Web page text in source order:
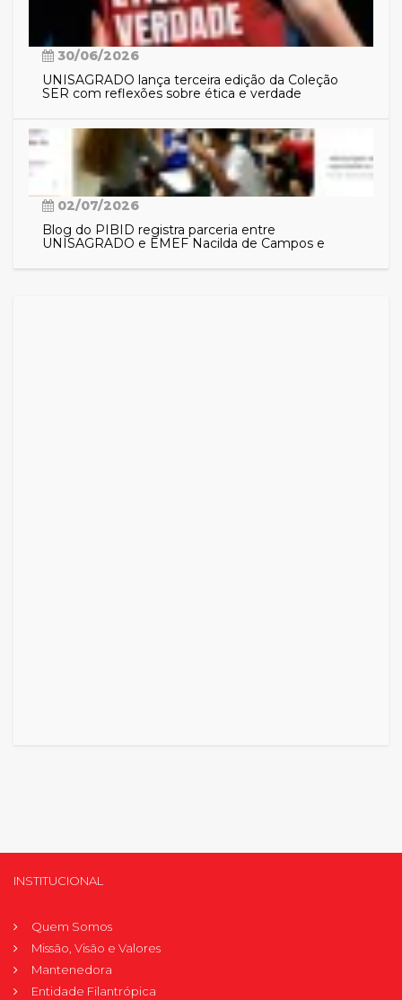
30/06/2026
UNISAGRADO lança terceira edição da Coleção
SER com reflexões sobre ética e verdade
02/07/2026
Blog do PIBID registra parceria entre
UNISAGRADO e EMEF Nacilda de Campos e
INSTITUCIONAL
Quem Somos
Missão, Visão e Valores
Mantenedora
Entidade Filantrópica